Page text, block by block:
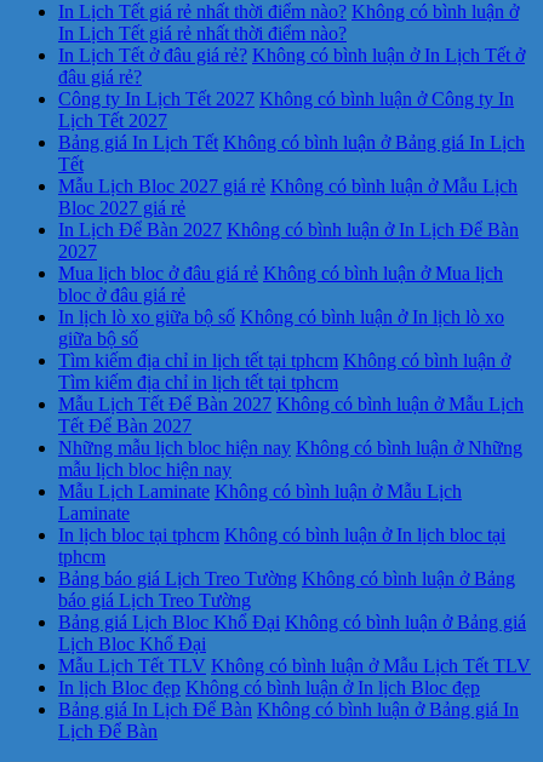
In Lịch Tết giá rẻ nhất thời điểm nào? Không có bình luận ở
In Lịch Tết giá rẻ nhất thời điểm nào?
In Lịch Tết ở đâu giá rẻ? Không có bình luận ở In Lịch Tết ở
đâu giá rẻ?
Công ty In Lịch Tết 2027 Không có bình luận ở Công ty In
Lịch Tết 2027
Bảng giá In Lịch Tết Không có bình luận ở Bảng giá In Lịch
Tết
Mẫu Lịch Bloc 2027 giá rẻ Không có bình luận ở Mẫu Lịch
Bloc 2027 giá rẻ
In Lịch Để Bàn 2027 Không có bình luận ở In Lịch Để Bàn
2027
Mua lịch bloc ở đâu giá rẻ Không có bình luận ở Mua lịch
bloc ở đâu giá rẻ
In lịch lò xo giữa bộ số Không có bình luận ở In lịch lò xo
giữa bộ số
Tìm kiếm địa chỉ in lịch tết tại tphcm Không có bình luận ở
Tìm kiếm địa chỉ in lịch tết tại tphcm
Mẫu Lịch Tết Để Bàn 2027 Không có bình luận ở Mẫu Lịch
Tết Để Bàn 2027
Những mẫu lịch bloc hiện nay Không có bình luận ở Những
mẫu lịch bloc hiện nay
Mẫu Lịch Laminate Không có bình luận ở Mẫu Lịch
Laminate
In lịch bloc tại tphcm Không có bình luận ở In lịch bloc tại
tphcm
Bảng báo giá Lịch Treo Tường Không có bình luận ở Bảng
báo giá Lịch Treo Tường
Bảng giá Lịch Bloc Khổ Đại Không có bình luận ở Bảng giá
Lịch Bloc Khổ Đại
Mẫu Lịch Tết TLV Không có bình luận ở Mẫu Lịch Tết TLV
In lịch Bloc đẹp Không có bình luận ở In lịch Bloc đẹp
Bảng giá In Lịch Để Bàn Không có bình luận ở Bảng giá In
Lịch Để Bàn